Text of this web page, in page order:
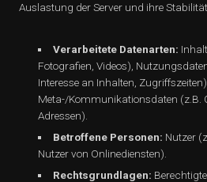
Auslastung der Server und ihre
Verarbeitete Datenarten:
Fotografien, Videos),
Interesse an Inhalten, Zugriffszeiten),
Meta-/Kommunikationsdaten (z.B.
Adressen).
Betroffene Personen: Nutzer
Nutzer von Onlinediensten).
Rechtsgrundlagen: